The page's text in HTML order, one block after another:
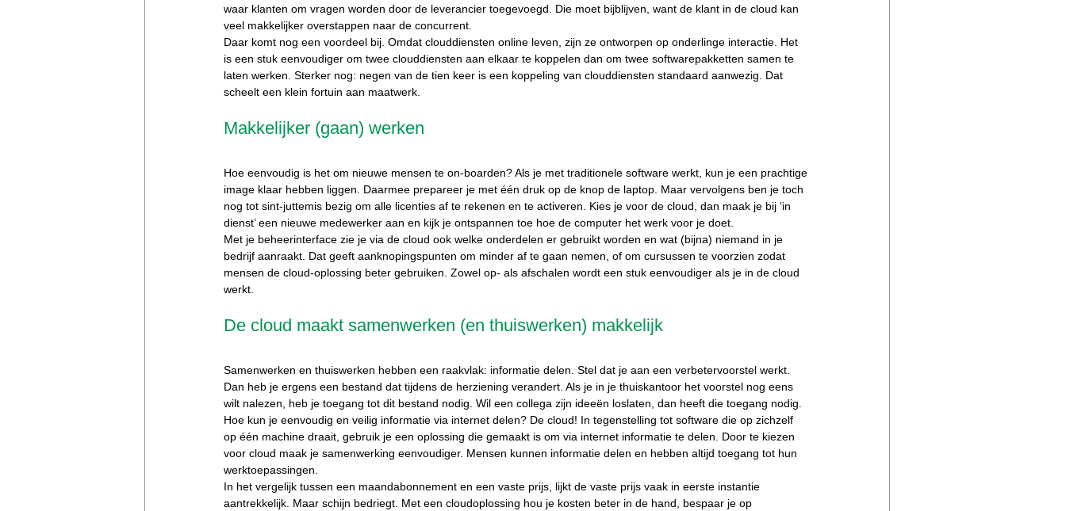
waar klanten om vragen worden door de leverancier toegevoegd. Die moet bijblijven, want de klant in de cloud kan
veel makkelijker overstappen naar de concurrent.
Daar komt nog een voordeel bij. Omdat clouddiensten online leven, zijn ze ontworpen op onderlinge interactie. Het
is een stuk eenvoudiger om twee clouddiensten aan elkaar te koppelen dan om twee softwarepakketten samen te
laten werken. Sterker nog: negen van de tien keer is een koppeling van clouddiensten standaard aanwezig. Dat
scheelt een klein fortuin aan maatwerk.
Makkelijker (gaan) werken
Hoe eenvoudig is het om nieuwe mensen te on-boarden? Als je met traditionele software werkt, kun je een prachtige
image klaar hebben liggen. Daarmee prepareer je met één druk op de knop de laptop. Maar vervolgens ben je toch
nog tot sint-juttemis bezig om alle licenties af te rekenen en te activeren. Kies je voor de cloud, dan maak je bij ‘in
dienst’ een nieuwe medewerker aan en kijk je ontspannen toe hoe de computer het werk voor je doet.
Met je beheerinterface zie je via de cloud ook welke onderdelen er gebruikt worden en wat (bijna) niemand in je
bedrijf aanraakt. Dat geeft aanknopingspunten om minder af te gaan nemen, of om cursussen te voorzien zodat
mensen de cloud-oplossing beter gebruiken. Zowel op- als afschalen wordt een stuk eenvoudiger als je in de cloud
werkt.
De cloud maakt samenwerken (en thuiswerken) makkelijk
Samenwerken en thuiswerken hebben een raakvlak: informatie delen. Stel dat je aan een verbetervoorstel werkt.
Dan heb je ergens een bestand dat tijdens de herziening verandert. Als je in je thuiskantoor het voorstel nog eens
wilt nalezen, heb je toegang tot dit bestand nodig. Wil een collega zijn ideeën loslaten, dan heeft die toegang nodig.
Hoe kun je eenvoudig en veilig informatie via internet delen? De cloud! In tegenstelling tot software die op zichzelf
op één machine draait, gebruik je een oplossing die gemaakt is om via internet informatie te delen. Door te kiezen
voor cloud maak je samenwerking eenvoudiger. Mensen kunnen informatie delen en hebben altijd toegang tot hun
werktoepassingen.
In het vergelijk tussen een maandabonnement en een vaste prijs, lijkt de vaste prijs vaak in eerste instantie
aantrekkelijk. Maar schijn bedriegt. Met een cloudoplossing hou je kosten beter in de hand, bespaar je op